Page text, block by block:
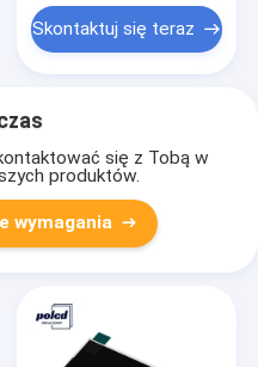
Skontaktuj się teraz
się z Tobą w
produktów.
wymagania